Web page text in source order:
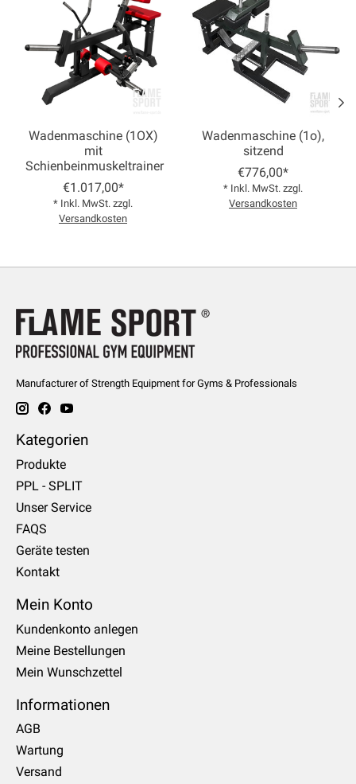
Wadenmaschine (1OX)
mit
Schienbeinmuskeltrainer
€1.017,00*
* Inkl. MwSt. zzgl.
Versandkosten
Wadenmaschine (1o),
sitzend
€776,00*
* Inkl. MwSt. zzgl.
Versandkosten
Manufacturer of Strength Equipment for Gyms & Professionals
Kategorien
Produkte
PPL - SPLIT
Unser Service
FAQS
Geräte testen
Kontakt
Mein Konto
Kundenkonto anlegen
Meine Bestellungen
Mein Wunschzettel
Informationen
AGB
Wartung
Versand